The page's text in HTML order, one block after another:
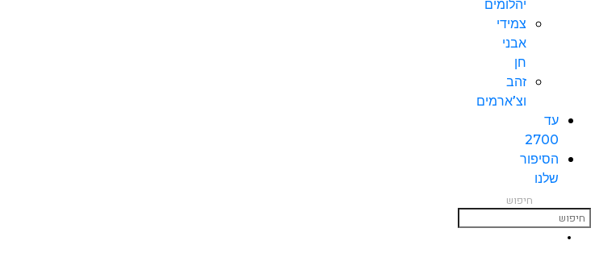
יהלומים
צמידי
אבני
חן
זהב
וצ’ארמים
עד
2700
הסיפור
שלנו
חיפוש